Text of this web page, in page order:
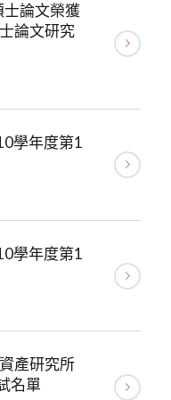
論文榮獲
論文研究
學年度第1
學年度第1
產研究所
名單